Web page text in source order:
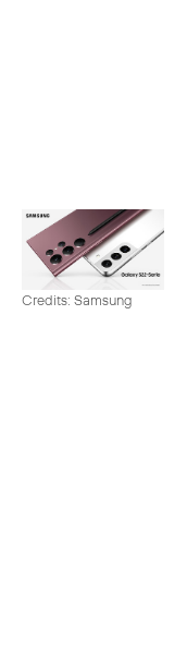
Credits: Samsung